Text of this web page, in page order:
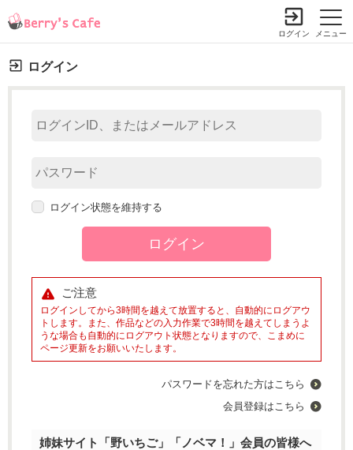
メニュー
ログイン
ログイン
ログイン状態を維持する
ご注意
ログインしてから3時間を越えて放置すると、自動的にログアウ
トします。また、作品などの入力作業で3時間を越えてしまうよ
うな場合も自動的にログアウト状態となりますので、こまめに
ページ更新をお願いいたします。
パスワードを忘れた方はこちら
会員登録はこちら
姉妹サイト「野いちご」「ノベマ！」会員の皆様へ